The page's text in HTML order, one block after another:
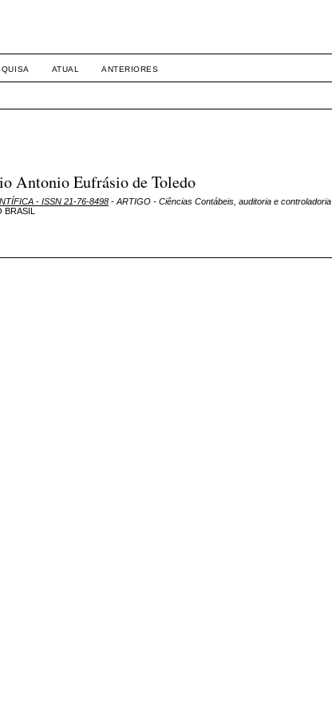
ATUAL ANTERIORES
Antonio Eufrásio de Toledo
- ISSN 21-76-8498 - ARTIGO - Ciências Contábeis, auditoria e controladoria